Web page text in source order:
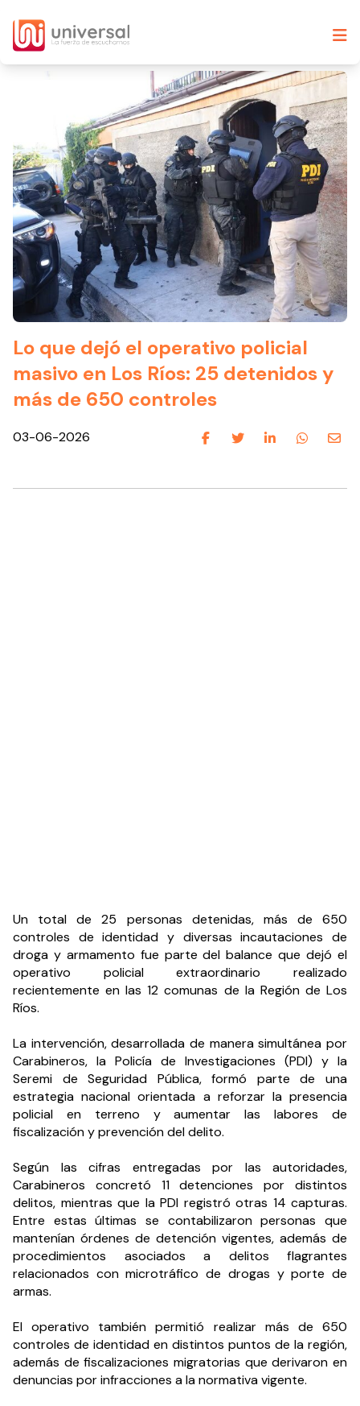
Lo que dejó el operativo policial
masivo en Los Ríos: 25 detenidos y
más de 650 controles
03-06-2026
Un total de 25 personas detenidas, más de 650
controles de identidad y diversas incautaciones de
droga y armamento fue parte del balance que dejó el
operativo policial extraordinario realizado
recientemente en las 12 comunas de la Región de Los
Ríos.
La intervención, desarrollada de manera simultánea por
Carabineros, la Policía de Investigaciones (PDI) y la
Seremi de Seguridad Pública, formó parte de una
estrategia nacional orientada a reforzar la presencia
policial en terreno y aumentar las labores de
fiscalización y prevención del delito.
Según las cifras entregadas por las autoridades,
Carabineros concretó 11 detenciones por distintos
delitos, mientras que la PDI registró otras 14 capturas.
Entre estas últimas se contabilizaron personas que
mantenían órdenes de detención vigentes, además de
procedimientos asociados a delitos flagrantes
relacionados con microtráfico de drogas y porte de
armas.
El operativo también permitió realizar más de 650
controles de identidad en distintos puntos de la región,
además de fiscalizaciones migratorias que derivaron en
denuncias por infracciones a la normativa vigente.